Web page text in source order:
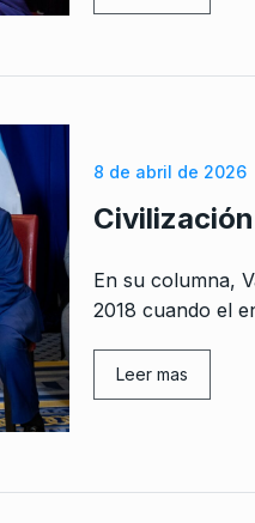
8 de abril de 2026
En su columna,
2018 cuando el
Leer mas